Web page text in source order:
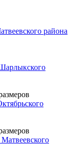
района